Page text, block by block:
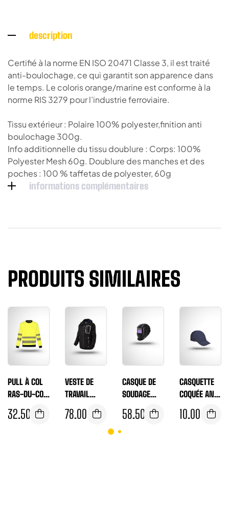
description
Certifié à la norme EN ISO 20471 Classe 3, il est traité
anti-boulochage, ce qui garantit son apparence dans
le temps. Le coloris orange/marine est conforme à la
norme RIS 3279 pour l’industrie ferroviaire.
Tissu extérieur : Polaire 100% polyester,finition anti
boulochage 300g.
Info additionnelle du tissu doublure : Corps: 100%
Polyester Mesh 60g. Doublure des manches et des
poches : 100 % taffetas de polyester, 60g
informations complémentaires
PRODUITS SIMILAIRES
PULL À COL
RAS-DU-COU
VISIBILITÉ
32.50 €
VESTE DE
TRAVAIL
DYNAMIC
78.00 €
CASQUE DE
SOUDAGE
PLUS –
58.50 €
CASQUETTE
COQUÉE ANTI
VISIÈRE
10.00 €